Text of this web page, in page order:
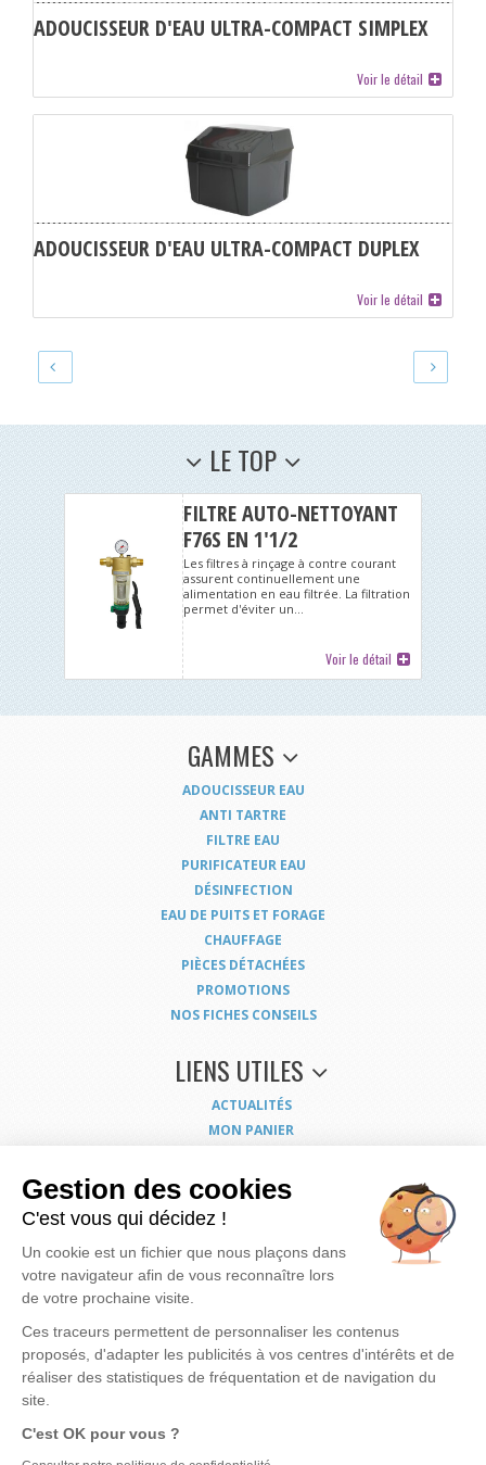
ADOUCISSEUR D'EAU ULTRA-COMPACT SIMPLEX
Voir le détail
ADOUCISSEUR D'EAU ULTRA-COMPACT DUPLEX
Voir le détail
LE TOP
FILTRE AUTO-NETTOYANT
F76S EN 1'1/2
Les filtres à rinçage à contre courant
assurent continuellement une
alimentation en eau filtrée. La filtration
permet d'éviter un...
Voir le détail
GAMMES
ADOUCISSEUR EAU
ANTI TARTRE
FILTRE EAU
PURIFICATEUR EAU
DÉSINFECTION
EAU DE PUITS ET FORAGE
CHAUFFAGE
PIÈCES DÉTACHÉES
PROMOTIONS
NOS FICHES CONSEILS
LIENS UTILES
ACTUALITÉS
MON PANIER
NOUS CONTACTER
COORDONNÉES
CONDITIONS GÉNÉRALES DE VENTE
MENTIONS LÉGALES
POLITIQUE DE CONFIDENTIALITÉ
EXERCEZ VOS DROITS
PLAN DU SITE
Nous mettons à votre disposition notre savoir faire et expérience pour vous apporter
meilleure solution possible pour rendre votre eau de meilleure qualité
assurer des produits bien dimensionnés, fiables et économiques.
Gestion des cookies
C'est vous qui décidez !
Un cookie est un fichier que nous plaçons dans
votre navigateur afin de vous reconnaître lors
de votre prochaine visite.
Ces traceurs permettent de personnaliser les contenus
proposés, d'adapter les publicités à vos centres d'intérêts et de
réaliser des statistiques de fréquentation et de navigation du
site.
C'est OK pour vous ?